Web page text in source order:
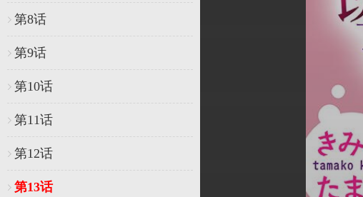
第8话
第9话
第10话
第11话
第12话
第13话